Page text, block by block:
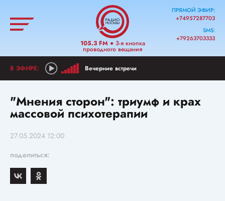
105.3 FM● 3-я кнопка
проводного вещания
ПРЯМОЙ ЭФИР:
+74957287703
SMS:
+79263703333
Вечерние встречи
"Мнения сторон": триумф и крах
массовой психотерапии
27.05.2024 12:00
поделиться: